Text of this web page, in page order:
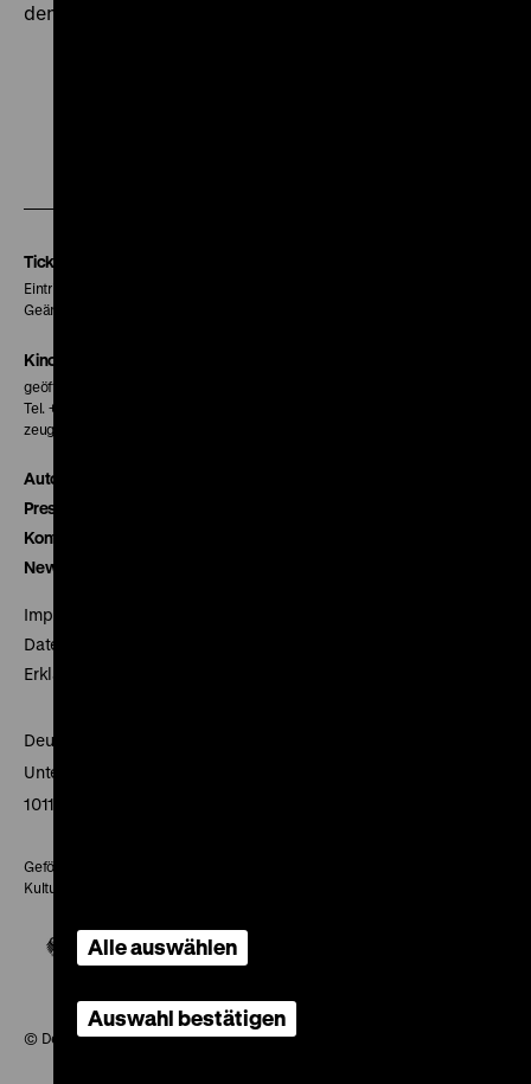
den Gelüsten des Publikums kokettiert. (ps)
Tickets
Eintritt 5 €
Geänderte Preise sind im Programm vermerkt.
Kinokasse
geöffnet 30 Minuten vor Beginn der ersten Vorstellung
Tel. + 49 30 20304-770
zeughauskino@dhm.de
Autor*innen
Presse
Kontakt
Newsletter
Impressum
Datenschutz
Erklärung digitale Barrierefreiheit
Deutsches Historisches Museum
Unter den Linden 2
10117 Berlin
Gefördert mit Mitteln des Beauftragten der Bundesregierung für
Kultur und Medien
© Deutsches Historisches Museum, 2026
Alle auswählen
Auswahl bestätigen